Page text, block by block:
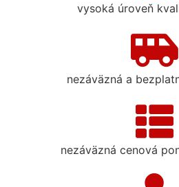
vysoká úroveň
nezáväzná a
nezáväzná cenová